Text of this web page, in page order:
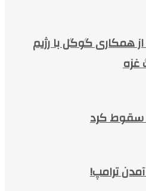
همکاری گوگل با رژیم
غزه
ترامپ!